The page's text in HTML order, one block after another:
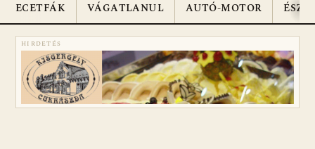
ECETFÁK VÁGATLANUL AUTÓ-MOTOR
HIRDETÉS